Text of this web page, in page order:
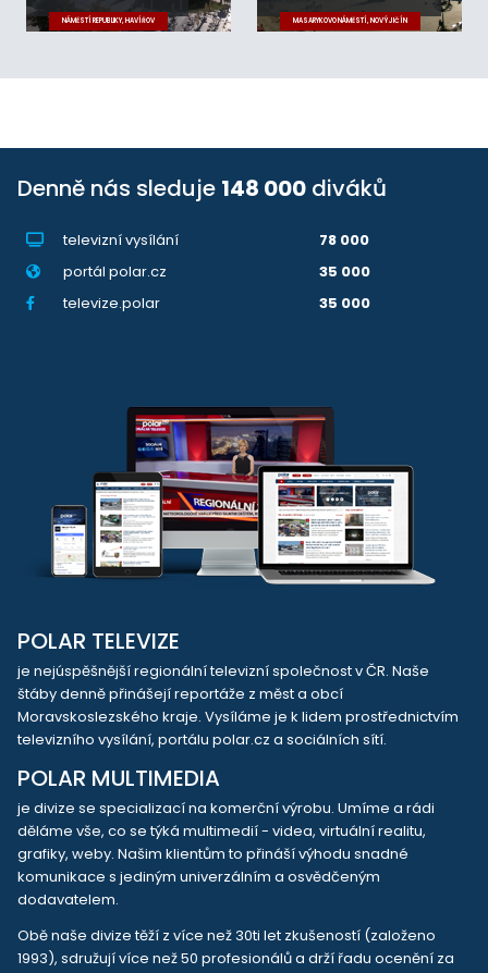
NÁMĚSTÍ REPUBLIKY, HAVÍŘOV MASARYKOVO NÁMĚSTÍ, NOVÝ JIČÍN
Denně nás sleduje 148 000 diváků
televizní vysílání
78 000
portál polar.cz
35 000
televize.polar
35 000
POLAR TELEVIZE
je nejúspěšnější regionální televizní společnost v ČR. Naše
štáby denně přinášejí reportáže z měst a obcí
Moravskoslezského kraje. Vysíláme je k lidem prostřednictvím
televizního vysílání, portálu polar.cz a sociálních sítí.
POLAR MULTIMEDIA
je divize se specializací na komerční výrobu. Umíme a rádi
děláme vše, co se týká multimedií - videa, virtuální realitu,
grafiky, weby. Našim klientům to přináší výhodu snadné
komunikace s jediným univerzálním a osvědčeným
dodavatelem.
Obě naše divize těží z více než 30ti let zkušeností (založeno
1993), sdružují více než 50 profesionálů a drží řadu ocenění za